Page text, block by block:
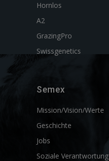
Hornlos
A2
GrazingPro
Swissgenetics
Semex
Mission/Vision/Werte
Geschichte
Jobs
Soziale Verantwortung